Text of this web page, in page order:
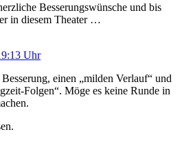
Besserungswünsche und bis
in diesem Theater …
Uhr
einen „milden Verlauf“ und
Folgen“. Möge es keine Runde in